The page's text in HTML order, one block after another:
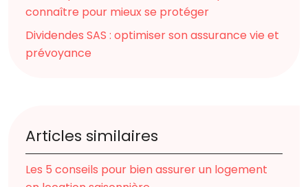
connaître pour mieux se protéger
Dividendes SAS : optimiser son assurance vie et
prévoyance
Articles similaires
Les 5 conseils pour bien assurer un logement